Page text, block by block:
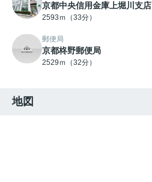
京都中央信用金庫上堀川支店
2593ｍ（33分）
郵便局
京都柊野郵便局
2529ｍ（32分）
地図